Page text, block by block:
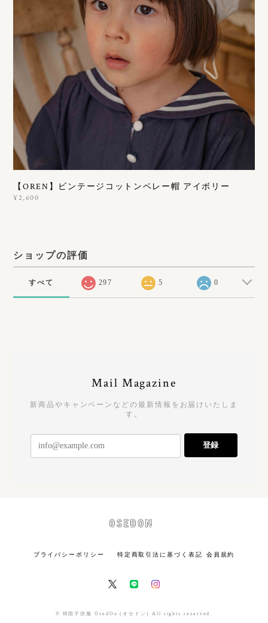
【OREN】ビンテージコットンベレー帽 アイボリー
¥2,600
ショップの評価
すべて 297 5 0
Mail Magazine
新商品やキャンペーンなどの最新情報をお届けいたしま
す。
登録
プライバシーポリシー 特定商取引法に基づく表記 会員規約
© 韓国子供服 OsedOn (オセドン) All rights reserved.